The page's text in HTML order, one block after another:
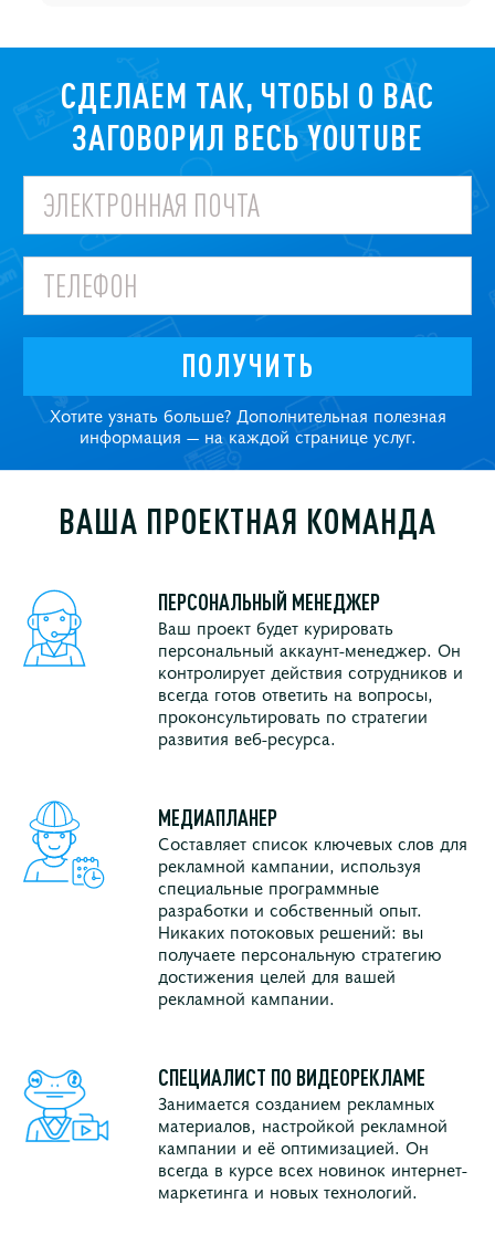
СДЕЛАЕМ ТАК, ЧТОБЫ О ВАС
ЗАГОВОРИЛ ВЕСЬ YOUTUBE
ПОЛУЧИТЬ
Хотите узнать больше? Дополнительная полезная
информация — на каждой странице услуг.
ВАША ПРОЕКТНАЯ КОМАНДА
ПЕРСОНАЛЬНЫЙ МЕНЕДЖЕР
Ваш проект будет курировать
персональный аккаунт-менеджер. Он
контролирует действия сотрудников и
всегда готов ответить на вопросы,
проконсультировать по стратегии
развития веб-ресурса.
МЕДИАПЛАНЕР
Составляет список ключевых слов для
рекламной кампании, используя
специальные программные
разработки и собственный опыт.
Никаких потоковых решений: вы
получаете персональную стратегию
достижения целей для вашей
рекламной кампании.
СПЕЦИАЛИСТ ПО ВИДЕОРЕКЛАМЕ
Занимается созданием рекламных
материалов, настройкой рекламной
кампании и её оптимизацией. Он
всегда в курсе всех новинок интернет-
маркетинга и новых технологий.